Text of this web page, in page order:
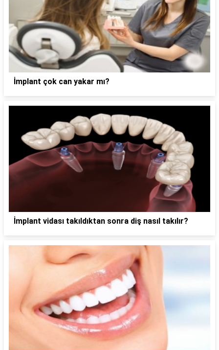
İmplant çok can yakar mı?
İmplant vidası takıldıktan sonra diş nasıl takılır?